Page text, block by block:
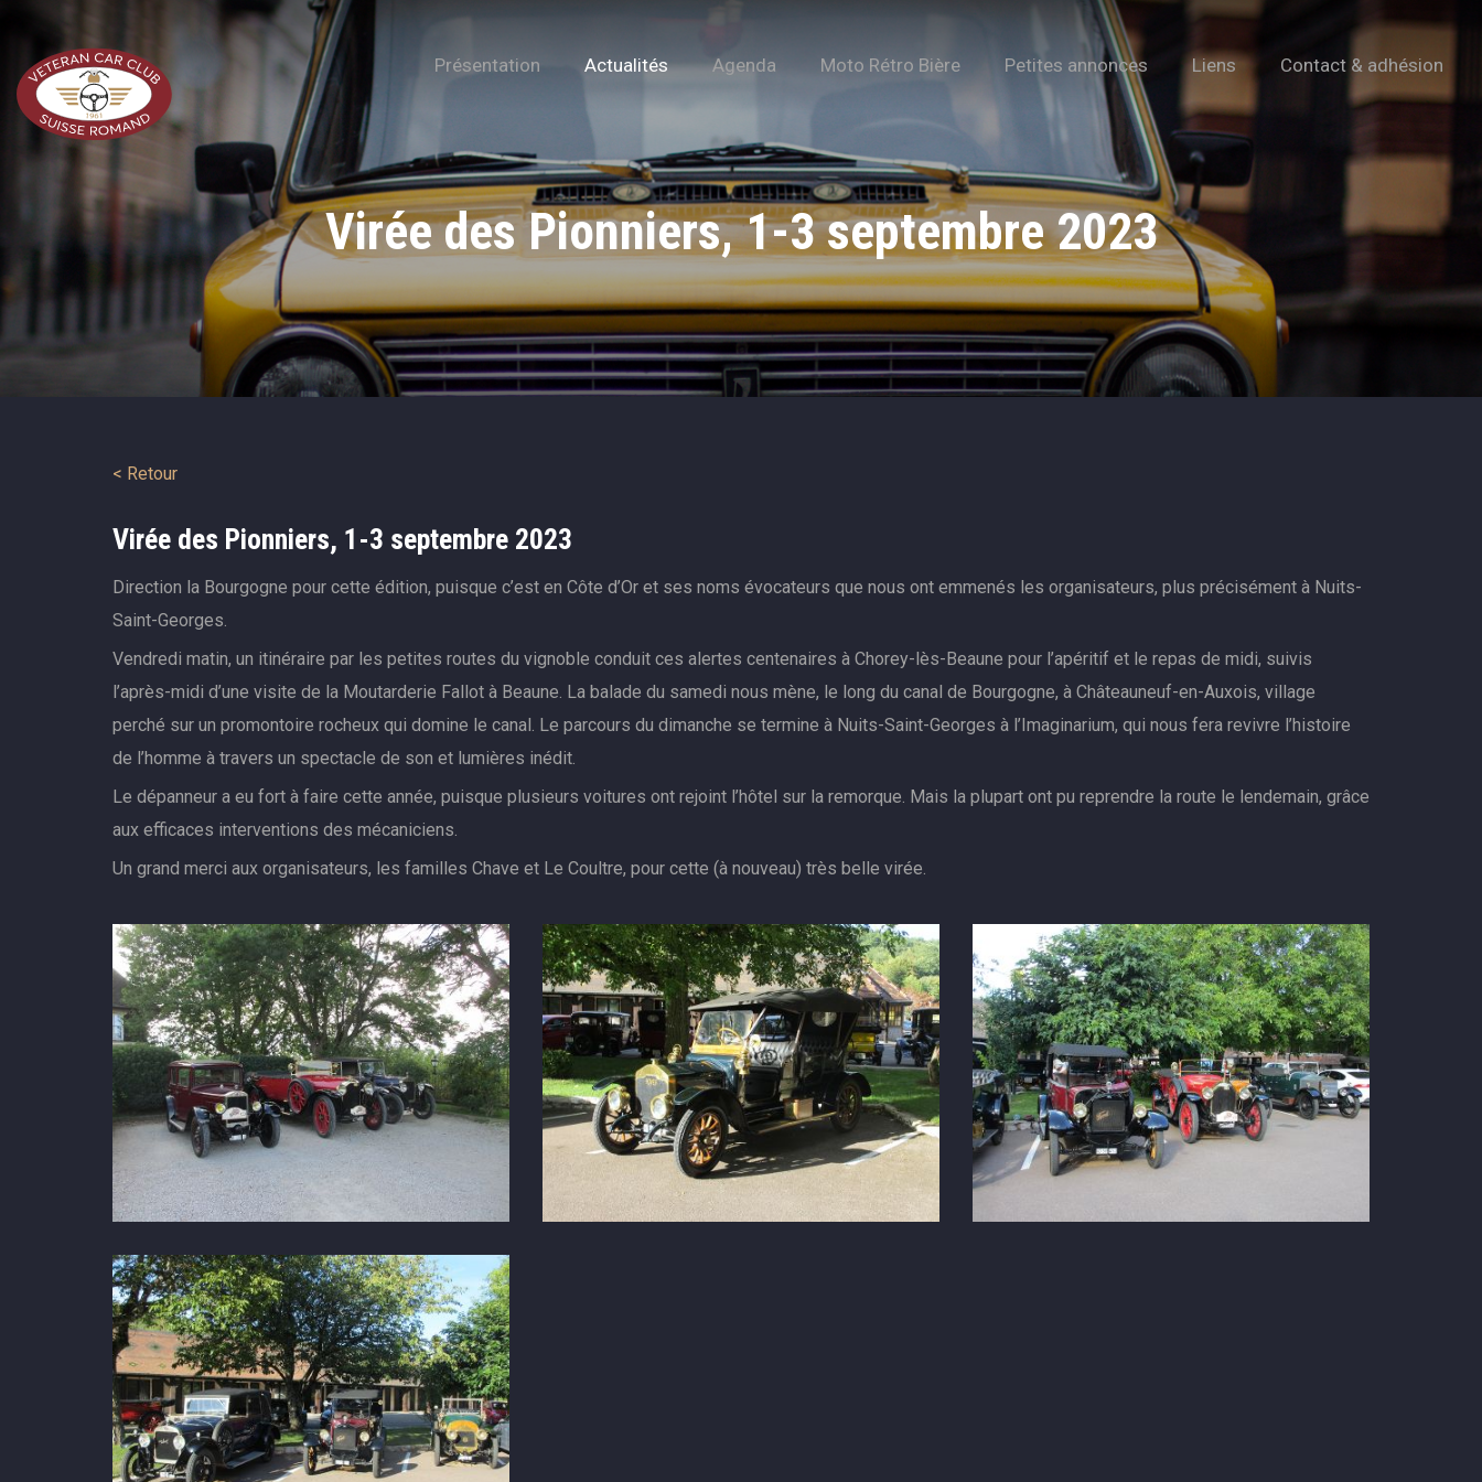
Présentation Actualités Agenda Moto Rétro Bière Petites annonces Liens Contact & adhésion
Virée des Pionniers, 1-3 septembre 2023
< Retour
Virée des Pionniers, 1-3 septembre 2023
Direction la Bourgogne pour cette édition, puisque c’est en Côte d’Or et ses noms évocateurs que nous ont emmenés les organisateurs, plus précisément à Nuits-
Saint-Georges.
Vendredi matin, un itinéraire par les petites routes du vignoble conduit ces alertes centenaires à Chorey-lès-Beaune pour l’apéritif et le repas de midi, suivis
l’après-midi d’une visite de la Moutarderie Fallot à Beaune. La balade du samedi nous mène, le long du canal de Bourgogne, à Châteauneuf-en-Auxois, village
perché sur un promontoire rocheux qui domine le canal. Le parcours du dimanche se termine à Nuits-Saint-Georges à l’Imaginarium, qui nous fera revivre l’histoire
de l’homme à travers un spectacle de son et lumières inédit.
Le dépanneur a eu fort à faire cette année, puisque plusieurs voitures ont rejoint l’hôtel sur la remorque. Mais la plupart ont pu reprendre la route le lendemain, grâce
aux efficaces interventions des mécaniciens.
Un grand merci aux organisateurs, les familles Chave et Le Coultre, pour cette (à nouveau) très belle virée.